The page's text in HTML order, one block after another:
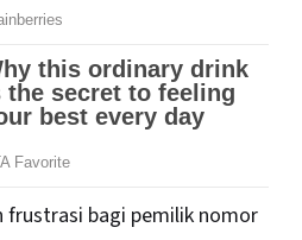
frustrasi bagi pemilik nomor